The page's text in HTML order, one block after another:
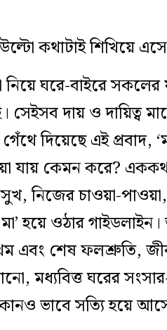
কথাটাই শিখিয়ে
ঘরে-বাইরে সকলের
দায় ও দায়িত্ব
দিয়েছে এই প্রবাদ,
যায় কেমন করে?
নিজের চাওয়া-
হয়ে ওঠার
এবং শেষ ফলশ্রুতি,
মধ্যবিত্ত ঘরের
ভাবে সত্যি হয়ে